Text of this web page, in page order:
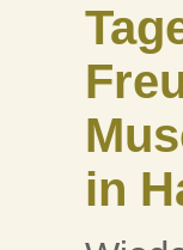
in